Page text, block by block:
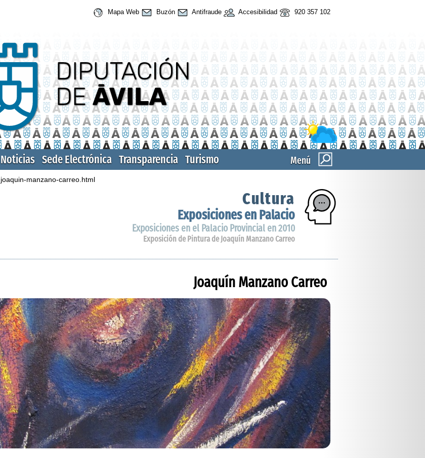
Mapa Web Buzón Antifraude Accesibilidad 920 357 102
Menú
Noticias Sede Electrónica Transparencia Turismo
joaquin-manzano-carreo.html
Cultura
Exposiciones en Palacio
Exposiciones en el Palacio Provincial en 2010
Exposición de Pintura de Joaquín Manzano Carreo
Joaquín Manzano Carreo